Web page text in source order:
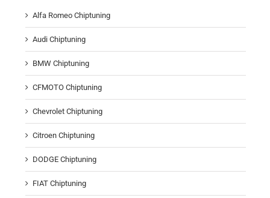
Alfa Romeo Chiptuning
Audi Chiptuning
BMW Chiptuning
CFMOTO Chiptuning
Chevrolet Chiptuning
Citroen Chiptuning
DODGE Chiptuning
FIAT Chiptuning